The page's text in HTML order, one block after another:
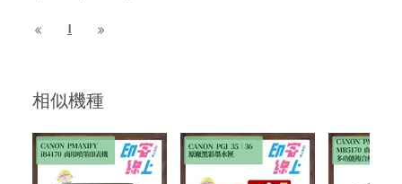
1
相似機種